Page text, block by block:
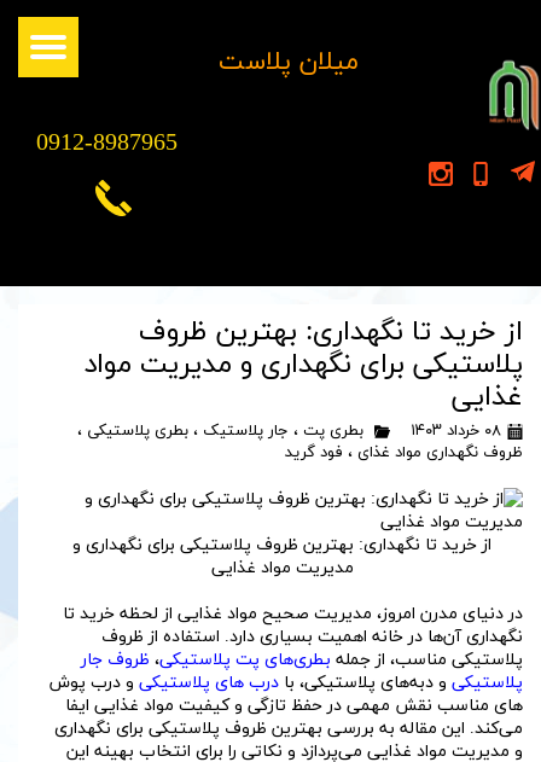
​میلان پلاست
0912-8987965
از خرید تا نگهداری: بهترین ظروف
پلاستیکی برای نگهداری و مدیریت مواد
غذایی
۰۸ خرداد ۱۴۰۳ بطری پت ، جار پلاستیک ، بطری پلاستیکی ،
ظروف نگهداری مواد غذای ، فود گرید
از خرید تا نگهداری: بهترین ظروف پلاستیکی برای نگهداری و
مدیریت مواد غذایی
در دنیای مدرن امروز، مدیریت صحیح مواد غذایی از لحظه خرید تا
نگهداری آن‌ها در خانه اهمیت بسیاری دارد. استفاده از ظروف
پلاستیکی مناسب، از جمله بطری‌های پت پلاستیکی، ظروف جار
پلاستیکی و دبه‌های پلاستیکی، با درب های پلاستیکی و درب پوش
های مناسب نقش مهمی در حفظ تازگی و کیفیت مواد غذایی ایفا
می‌کند. این مقاله به بررسی بهترین ظروف پلاستیکی برای نگهداری
و مدیریت مواد غذایی می‌پردازد و نکاتی را برای انتخاب بهینه این